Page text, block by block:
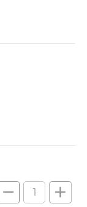
remove add